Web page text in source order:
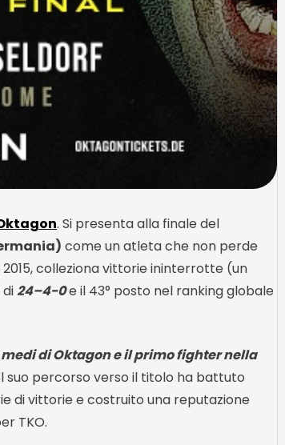
. Si presenta alla finale del
come un atleta che non perde
2015, colleziona vittorie ininterrotte (un
24–4-0e il 43° posto nel ranking globale
di Oktagon e il primo fighter nella
suo percorso verso il titolo ha battuto
di vittorie e costruito una reputazione
TKO.